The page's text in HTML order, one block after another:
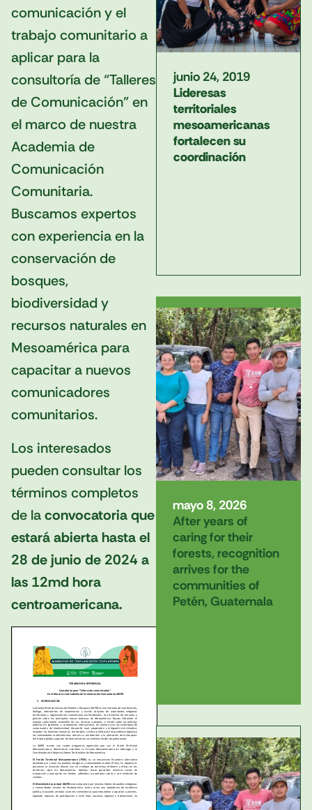
comunicación y el
trabajo comunitario a
aplicar para la
consultoría de “Talleres
de Comunicación” en
el marco de nuestra
Academia de
Comunicación
Comunitaria.
Buscamos expertos
con experiencia en la
conservación de
bosques,
biodiversidad y
recursos naturales en
Mesoamérica para
capacitar a nuevos
comunicadores
comunitarios.
Los interesados
pueden consultar los
términos completos
de laconvocatoria que
estará abierta hasta el
28 de junio de 2024 a
las 12md hora
centroamericana.
junio 24, 2019
Lideresas
territoriales
mesoamericanas
fortalecen su
coordinación
mayo 8, 2026
After years of
caring for their
forests, recognition
arrives for the
communities of
Petén, Guatemala